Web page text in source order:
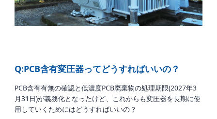
Q:PCB含有変圧器ってどうすればいいの？
PCB含有有無の確認と低濃度PCB廃棄物の処理期限(2027年3
月31日)が義務化となったけど、これからも変圧器を長期に使
用していくためにはどうすればいいの？